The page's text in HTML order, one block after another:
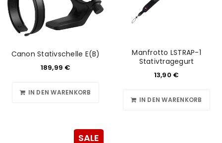
Canon Stativschelle E(B)
189,99 €
IN DEN WARENKORB
Manfrotto LSTRAP-1
Stativtragegurt
13,90 €
IN DEN WARENKORB
SALE